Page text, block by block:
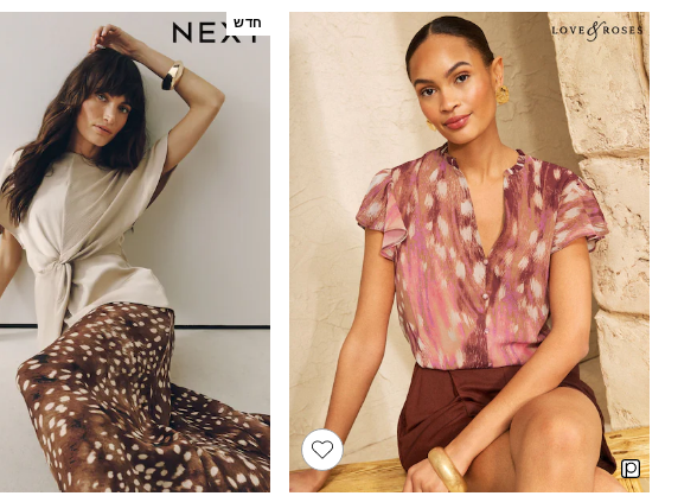
Sneakers & Pumps
Wide Fit
Wellies
Tops
Dresses
Shorts
Skirts
Rash Vests
Sun Safe Swimwear
Sun Hats & Caps
New in
Summer Dresses
Occasion and Party Dresses
Floral Dresses
Sequin Dresses
Short Sleeve Dresses
Longsleeve Dresses
100% Cotton Dresses
Gilets
Hooded
Parkas
Puffers
חדש